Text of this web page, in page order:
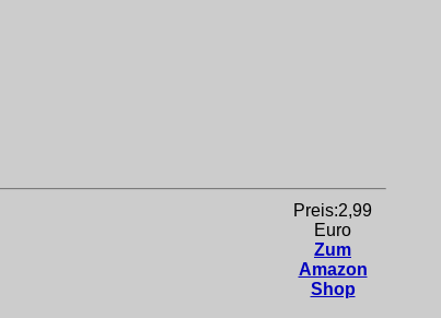
Preis:2,99
Euro
Zum
Amazon
Shop